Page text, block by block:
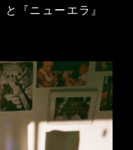
『ニューエラ』